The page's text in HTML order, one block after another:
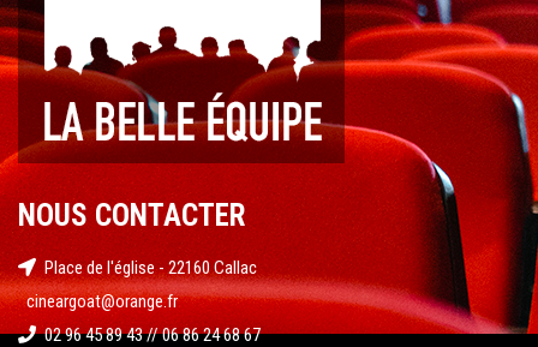
NOUS CONTACTER
Place de l'église - 22160 Callac
cineargoat@orange.fr
02 96 45 89 43 // 06 86 24 68 67